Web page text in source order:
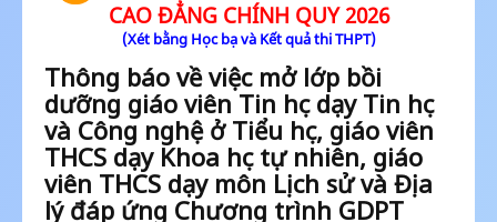
CAO ĐẲNG CHÍNH QUY 2026
(Xét bằng Học bạ và Kết quả thi THPT)
Thông báo về việc mở lớp bồi
dưỡng giáo viên Tin học dạy Tin học
và Công nghệ ở Tiểu học, giáo viên
THCS dạy Khoa học tự nhiên, giáo
viên THCS dạy môn Lịch sử và Địa
lý đáp ứng Chương trình GDPT